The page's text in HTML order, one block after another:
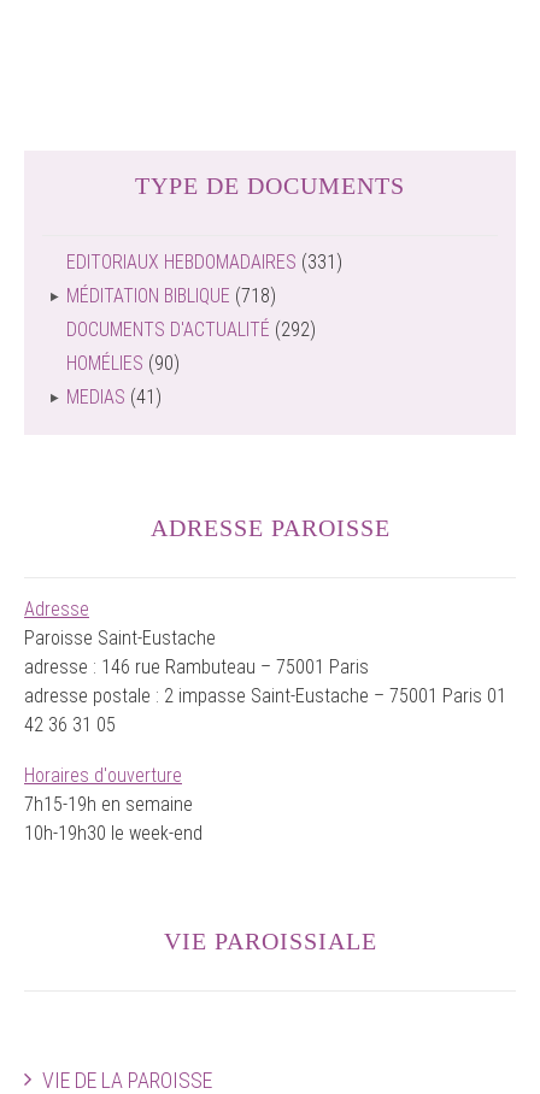
TYPE DE DOCUMENTS
EDITORIAUX HEBDOMADAIRES (331)
MÉDITATION BIBLIQUE (718)
DOCUMENTS D'ACTUALITÉ (292)
HOMÉLIES (90)
MEDIAS (41)
ADRESSE PAROISSE
Adresse
Paroisse Saint-Eustache
adresse : 146 rue Rambuteau – 75001 Paris
adresse postale : 2 impasse Saint-Eustache – 75001 Paris 01
42 36 31 05
Horaires d'ouverture
7h15-19h en semaine
10h-19h30 le week-end
VIE PAROISSIALE
VIE DE LA PAROISSE